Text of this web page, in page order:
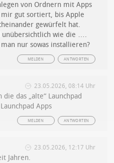
von Ordnern mit Apps
mir gut sortiert, bis Apple
gewürfelt hat.
unübersichtlich wie die ….
nur sowas installieren?
ANTWORTEN
MELDEN
23.05.2026, 08:14 Uhr
das „alte“ Launchpad
Apps
ANTWORTEN
MELDEN
23.05.2026, 12:17 Uhr
Jahren.